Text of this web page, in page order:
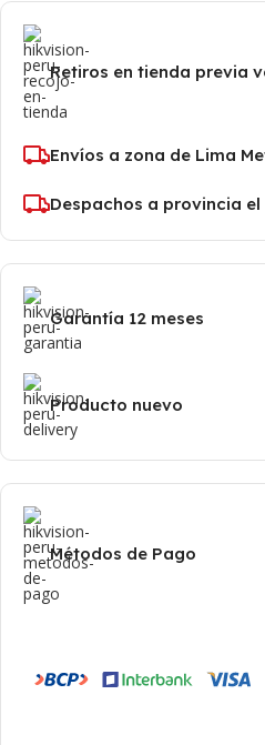
Retiros en tienda previa
Envíos a zona de Lima
Despachos a provincia
Garantía 12 meses
Producto nuevo
Métodos de Pago